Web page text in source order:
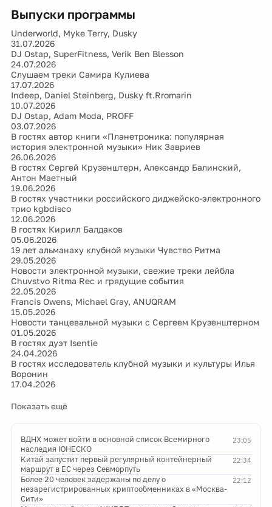
Выпуски программы
Underworld, Myke Terry, Dusky
31.07.2026
DJ Ostap, SuperFitness, Verik Ben Blesson
24.07.2026
Слушаем треки Самира Кулиева
17.07.2026
Indeep, Daniel Steinberg, Dusky ft.Rromarin
10.07.2026
DJ Ostap, Adam Moda, PROFF
03.07.2026
В гостях автор книги «Планетроника: популярная
история электронной музыки» Ник Завриев
26.06.2026
В гостях Сергей Крузенштерн, Александр Балинский,
Антон Маетный
19.06.2026
В гостях участники российского диджейско-электронного
трио kgbdisco
12.06.2026
В гостях Кирилл Балдаков
05.06.2026
19 лет альманаху клубной музыки Чувство Ритма
29.05.2026
Новости электронной музыки, свежие треки лейбла
Chuvstvo Ritma Rec и грядущие события
22.05.2026
Francis Owens, Michael Gray, ANUQRAM
15.05.2026
Новости танцевальной музыки с Сергеем Крузенштерном
01.05.2026
В гостях дуэт Isentie
24.04.2026
В гостях исследователь клубной музыки и культуры Илья
Воронин
17.04.2026
Показать ещё
23:05
ВДНХ может войти в основной список Всемирного
наследия ЮНЕСКО
22:34
Китай запустит первый регулярный контейнерный
маршрут в ЕС через Севморпуть
22:12
Более 20 человек задержаны по делу о
незарегистрированных криптообменниках в «Москва-
Сити»